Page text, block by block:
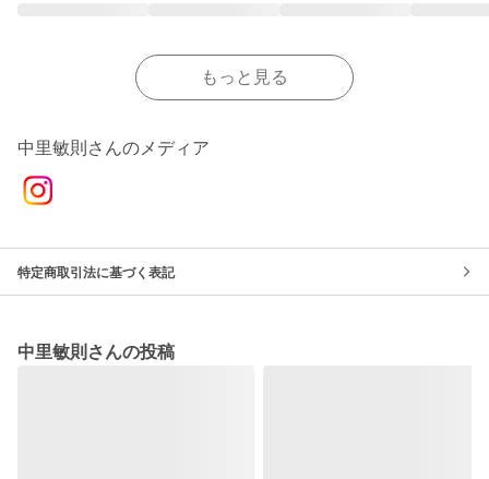
もっと見る
中里敏則さんのメディア
特定商取引法に基づく表記
中里敏則さんの投稿